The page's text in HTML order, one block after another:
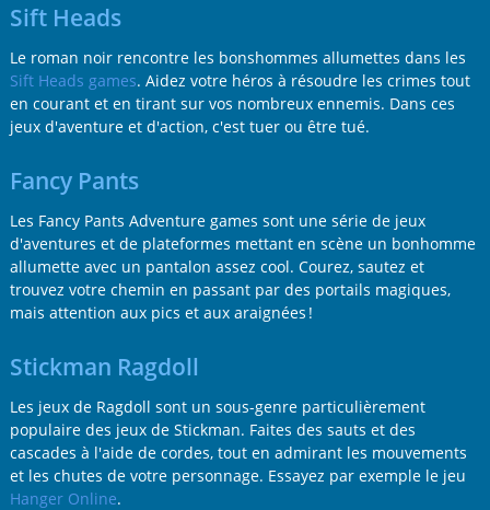
Sift Heads
Le roman noir rencontre les bonshommes allumettes dans les
Sift Heads games. Aidez votre héros à résoudre les crimes tout
en courant et en tirant sur vos nombreux ennemis. Dans ces
jeux d'aventure et d'action, c'est tuer ou être tué.
Fancy Pants
Les Fancy Pants Adventure games sont une série de jeux
d'aventures et de plateformes mettant en scène un bonhomme
allumette avec un pantalon assez cool. Courez, sautez et
trouvez votre chemin en passant par des portails magiques,
mais attention aux pics et aux araignées !
Stickman Ragdoll
Les jeux de Ragdoll sont un sous-genre particulièrement
populaire des jeux de Stickman. Faites des sauts et des
cascades à l'aide de cordes, tout en admirant les mouvements
et les chutes de votre personnage. Essayez par exemple le jeu
Hanger Online.